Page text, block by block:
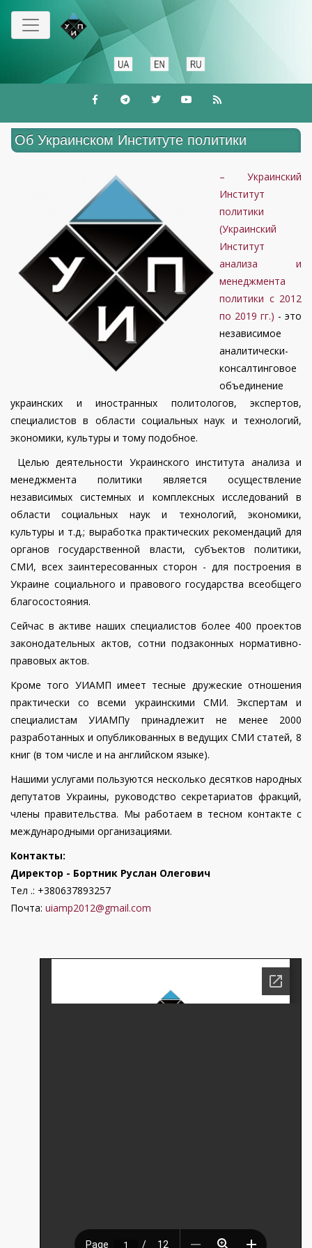
Перейти
основному
Об Украинском Институте политики
– Украинский
Институт
политики
(Украинский
Институт
анализа и
менеджмента
политики с 2012
по 2019 гг.) - это
независимое
аналитически-
консалтинговое
объединение
украинских и иностранных политологов, экспертов,
специалистов в области социальных наук и технологий,
экономики, культуры и тому подобное.
Целью деятельности Украинского института анализа и
менеджмента политики является осуществление
независимых системных и комплексных исследований в
области социальных наук и технологий, экономики,
культуры и т.д.; выработка практических рекомендаций для
органов государственной власти, субъектов политики,
СМИ, всех заинтересованных сторон - для построения в
Украине социального и правового государства всеобщего
благосостояния.
Сейчас в активе наших специалистов более 400 проектов
законодательных актов, сотни подзаконных нормативно-
правовых актов.
Кроме того УИАМП имеет тесные дружеские отношения
практически со всеми украинскими СМИ. Экспертам и
специалистам УИАМПу принадлежит не менее 2000
разработанных и опубликованных в ведущих СМИ статей, 8
книг (в том числе и на английском языке).
Нашими услугами пользуются несколько десятков народных
депутатов Украины, руководство секретариатов фракций,
члены правительства. Мы работаем в тесном контакте с
международными организациями.
Контакты:
Директор - Бортник Руслан Олегович
Тел .: +380637893257
Почта: uiamp2012@gmail.com